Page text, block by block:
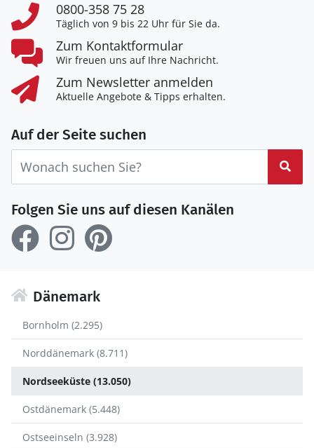
0800-358 75 28
Täglich von 9 bis 22 Uhr für Sie da.
Zum Kontaktformular
Wir freuen uns auf Ihre Nachricht.
Zum Newsletter anmelden
Aktuelle Angebote & Tipps erhalten.
Auf der Seite suchen
Folgen Sie uns auf diesen Kanälen
Dänemark
Bornholm (2.295)
Norddänemark (8.711)
Nordseeküste (13.050)
Ostdänemark (5.448)
Ostseeinseln (3.928)